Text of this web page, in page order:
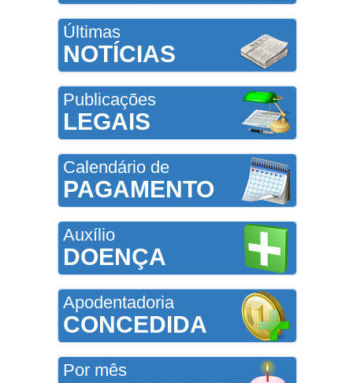
Últimas
NOTÍCIAS
Publicações
LEGAIS
Calendário de
PAGAMENTO
Auxílio
DOENÇA
Apodentadoria
CONCEDIDA
Por mês